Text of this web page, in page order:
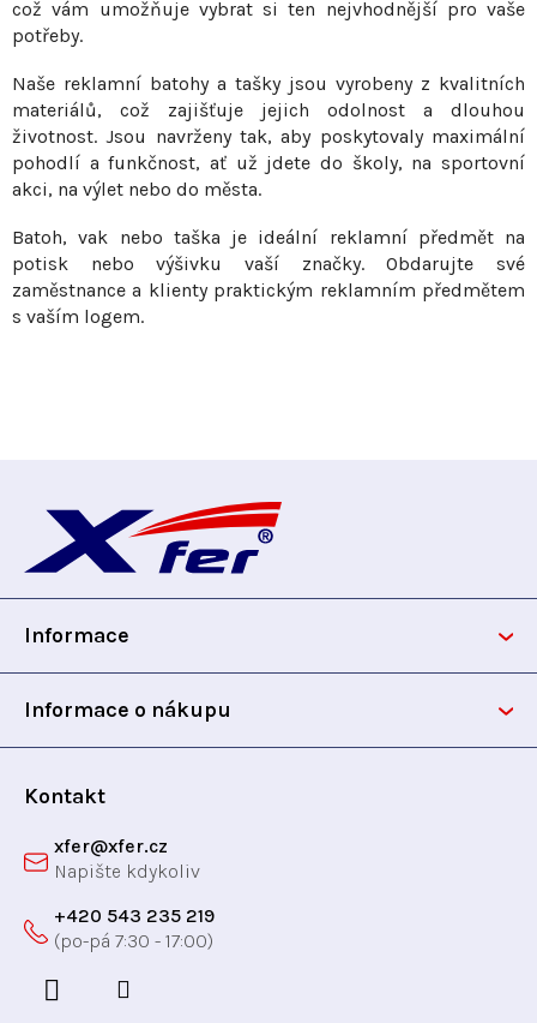
v
p
i
s
u
což vám umožňuje vybrat si ten nejvhodnější pro vaše
potřeby.
Naše reklamní batohy a tašky jsou vyrobeny z kvalitních
materiálů, což zajišťuje jejich odolnost a dlouhou
životnost. Jsou navrženy tak, aby poskytovaly maximální
pohodlí a funkčnost, ať už jdete do školy, na sportovní
akci, na výlet nebo do města.
Batoh, vak nebo taška je ideální reklamní předmět na
potisk nebo výšivku vaší značky. Obdarujte své
zaměstnance a klienty praktickým reklamním předmětem
s vaším logem.
p
Informace
Informace o nákupu
Kontakt
xfer@xfer.cz
+420 543 235 219